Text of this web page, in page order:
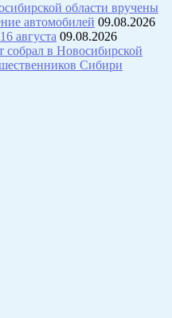
области вручены
автомобилей 09.08.2026
августа 09.08.2026
собрал в Новосибирской
Сибири